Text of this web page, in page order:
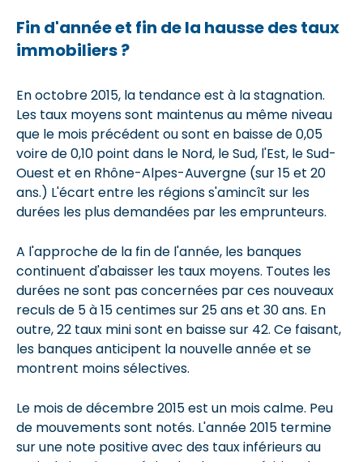
Fin d'année et fin de la hausse des taux
immobiliers ?
En octobre 2015, la tendance est à la stagnation.
Les taux moyens sont maintenus au même niveau
que le mois précédent ou sont en baisse de 0,05
voire de 0,10 point dans le Nord, le Sud, l'Est, le Sud-
Ouest et en Rhône-Alpes-Auvergne (sur 15 et 20
ans.) L'écart entre les régions s'amincît sur les
durées les plus demandées par les emprunteurs.
A l'approche de la fin de l'année, les banques
continuent d'abaisser les taux moyens. Toutes les
durées ne sont pas concernées par ces nouveaux
reculs de 5 à 15 centimes sur 25 ans et 30 ans. En
outre, 22 taux mini sont en baisse sur 42. Ce faisant,
les banques anticipent la nouvelle année et se
montrent moins sélectives.
Le mois de décembre 2015 est un mois calme. Peu
de mouvements sont notés. L'année 2015 termine
sur une note positive avec des taux inférieurs au